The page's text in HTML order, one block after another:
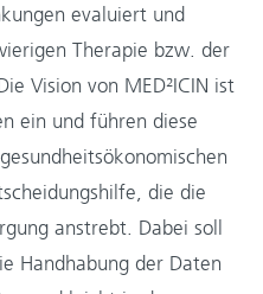
evaluiert und
Therapie bzw. der
Vision von MED²ICIN ist
ein und führen diese
die die
anstrebt. Dabei soll
Handhabung der Daten